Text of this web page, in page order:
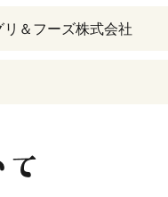
＆フーズ株式会社